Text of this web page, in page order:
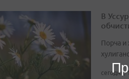
В
Порча и
сегодня,